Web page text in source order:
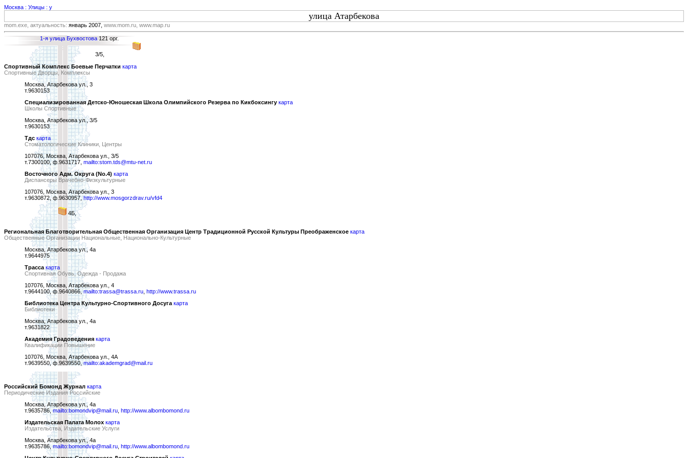
Москва : Улицы : у
улица Атарбекова
mom.exe, актуальность: январь 2007, www.mom.ru, www.map.ru
1-я улица Бухвостова 121 орг.
3/5,
Спортивный Комплекс Боевые Перчатки карта
Спортивные Дворцы, Комплексы
Москва, Атарбекова ул., 3
т.9630153
Специализированная Детско-Юношеская Школа Олимпийского Резерва по Кикбоксингу карта
Школы Спортивные
Москва, Атарбекова ул., 3/5
т.9630153
Тдс карта
Стоматологические Клиники, Центры
107076, Москва, Атарбекова ул., 3/5
т.7300100, ф.9631717, mailto:stom.tds@mtu-net.ru
Восточного Адм. Округа (No.4) карта
Диспансеры Врачебно-Физкультурные
107076, Москва, Атарбекова ул., 3
т.9630872, ф.9630957,http://www.mosgorzdrav.ru/vfd4
4Б,
Региональная Благотворительная Общественная Организация Центр Традиционной Русской Культуры Преображенское карта
Общественные Организации Национальные, Национально-Культурные
Москва, Атарбекова ул., 4а
т.9644975
Трасса карта
Спортивная Обувь, Одежда - Продажа
107076, Москва, Атарбекова ул., 4
т.9644100, ф.9640866,mailto:trassa@trassa.ru http://www.trassa.ru
Библиотека Центра Культурно-Спортивного Досуга карта
Библиотеки
Москва, Атарбекова ул., 4а
т.9631822
Академия Градоведения карта
Квалификации Повышение
107076, Москва, Атарбекова ул., 4А
т.9639550, ф.9639550,mailto:akademgrad@mail.ru
Российский Бомонд Журнал карта
Периодические Издания Российские
Москва, Атарбекова ул., 4а
т.9635786,mailto:bomondvip@mail.ru http://www.albombomond.ru
Издательская Палата Молох карта
Издательства, Издательские Услуги
Москва, Атарбекова ул., 4а
т.9635786,mailto:bomondvip@mail.ru http://www.albombomond.ru